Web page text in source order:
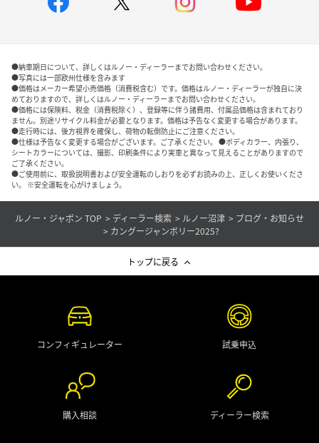
●納車期日について、詳しくはルノー・ディーラーまでお問い合わせください。
●写真には一部欧州仕様を含みます
●価格はメーカー希望小売価格（消費税含む）です。価格はルノー・ディーラーが独自に決
めておりますので、詳しくはルノー・ディーラーまでお問い合わせください。
●価格には保険料、税金（消費税除く）、登録等に伴う諸費用、付属品価格は含まれており
ません。別途リサイクル料金が必要となります。価格は予告なく変更する場合があります。
●走行時には、後方視界を確保し、荷物の転倒防止にご注意ください。
●仕様は予告なく変更する場合がございます。ご了承ください。 ●ボディカラー、内張り、
シートカラーについては、撮影、印刷条件により実車と異なって見えることがありますので
ご了承ください。
●ご使用前に、取扱説明書および安全運転のしおりを必ずお読みの上、正しくお使いくださ
い。 ※安全運転を心がけましょう。
ルノー・ジャポン TOP ディーラー検索 ルノー沼津
ブログ・お知らせ
カングージャンボリー2025?
トップに戻る
コンフィギュレーター 試乗申込
購入相談 ディーラー検索